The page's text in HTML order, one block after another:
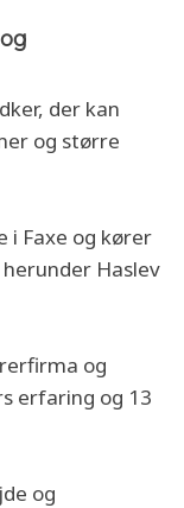
der kan
og større
i Faxe og kører
Haslev
og
erfaring og 13
og